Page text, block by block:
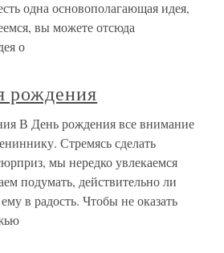
одна основополагающая идея,
вы можете отсюда
о
рождения
В День рождения все внимание
Стремясь сделать
мы нередко увлекаемся
подумать, действительно ли
в радость. Чтобы не оказать